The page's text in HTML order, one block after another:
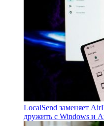
LocalSend заменяет
дружить с Windows и